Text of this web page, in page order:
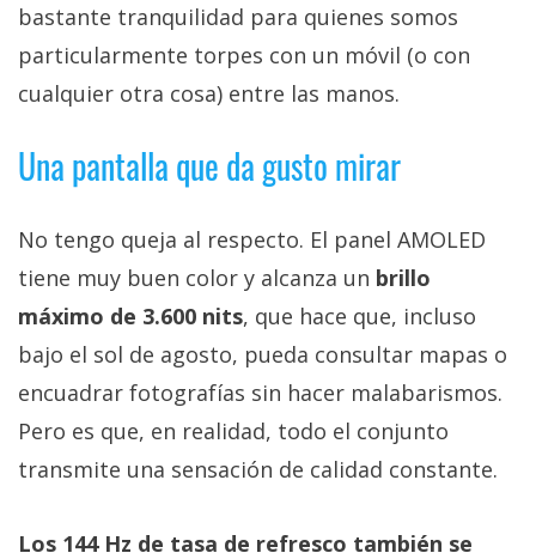
bastante tranquilidad para quienes somos
particularmente torpes con un móvil (o con
cualquier otra cosa) entre las manos.
Una pantalla que da gusto mirar
No tengo queja al respecto. El panel AMOLED
tiene muy buen color y alcanza un brillo
máximo de 3.600 nits, que hace que, incluso
bajo el sol de agosto, pueda consultar mapas o
encuadrar fotografías sin hacer malabarismos.
Pero es que, en realidad, todo el conjunto
transmite una sensación de calidad constante.
Los 144 Hz de tasa de refresco también se